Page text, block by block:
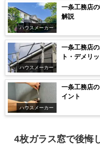
ハウスメーカー
一条工務店
解説
ハウスメーカー
一条工務店
ト・デメリッ
ハウスメーカー
一条工務店
イント
4枚ガラス窓で後悔